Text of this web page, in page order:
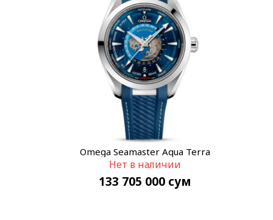
Omega Seamaster Aqua Terra
220.12.43.22.03.001
Нет в наличии
133 705 000 сум